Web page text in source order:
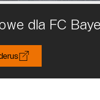
dla FC